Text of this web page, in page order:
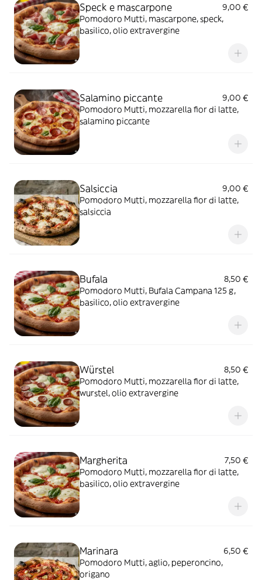
Speck e mascarpone
9,00 €
Pomodoro Mutti, mascarpone, speck,
basilico, olio extravergine
Salamino piccante
9,00 €
Pomodoro Mutti, mozzarella fior di latte,
salamino piccante
Salsiccia
9,00 €
Pomodoro Mutti, mozzarella fior di latte,
salsiccia
Bufala
8,50 €
Pomodoro Mutti, Bufala Campana 125 g,
basilico, olio extravergine
Würstel
8,50 €
Pomodoro Mutti, mozzarella fior di latte,
wurstel, olio extravergine
Margherita
7,50 €
Pomodoro Mutti, mozzarella fior di latte,
basilico, olio extravergine
Marinara
6,50 €
Pomodoro Mutti, aglio, peperoncino,
origano